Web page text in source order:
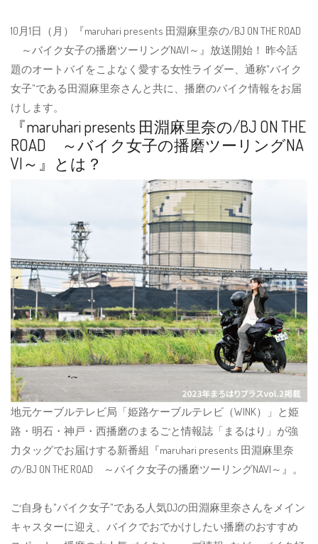
10月1日（月）『maruhari presents 田淵麻里奈の/BJ ON THE ROAD
～バイク女子の播磨ツーリングNAVI～』放送開始！ 昨今話
題のオートバイをこよなく愛する女性ライダー、通称"バイク
女子"である田淵麻里奈さんと共に、播磨のバイク情報をお届
けします。
『maruhari presents 田淵麻里奈の/BJ ON THE
ROAD ～バイク女子の播磨ツーリングNA
VI～』とは？
地元ケーブルテレビ局「姫路ケーブルテレビ（WINK）」と姫
路・明石・神戸・西播磨のまるごと情報誌「まるはり」が強
力タッグでお届けする新番組『maruhari presents 田淵麻里奈
の/BJ ON THE ROAD ～バイク女子の播磨ツーリングNAVI～』。
ご自身も"バイク女子"である人気DJの田淵麻里奈さんをメイン
キャスターに迎え、バイクでおでかけしたい播磨のおすすめ